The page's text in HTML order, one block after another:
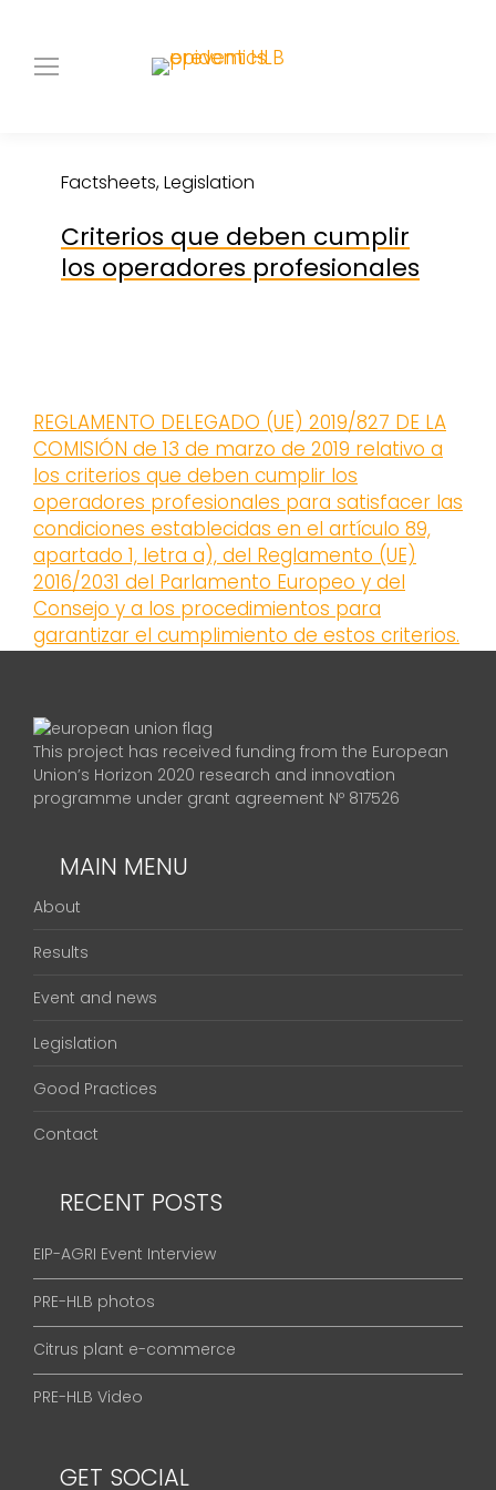
Factsheets, Legislation
Criterios que deben cumplir
los operadores profesionales
REGLAMENTO DELEGADO (UE) 2019/827 DE LA
COMISIÓN de 13 de marzo de 2019 relativo a
los criterios que deben cumplir los
operadores profesionales para satisfacer las
condiciones establecidas en el artículo 89,
apartado 1, letra a), del Reglamento (UE)
2016/2031 del Parlamento Europeo y del
Consejo y a los procedimientos para
garantizar el cumplimiento de estos criterios.
This project has received funding from the European
Union’s Horizon 2020 research and innovation
programme under grant agreement Nº 817526
MAIN MENU
About
Results
Event and news
Legislation
Good Practices
Contact
RECENT POSTS
EIP-AGRI Event Interview
PRE-HLB photos
Citrus plant e-commerce
PRE-HLB Video
GET SOCIAL